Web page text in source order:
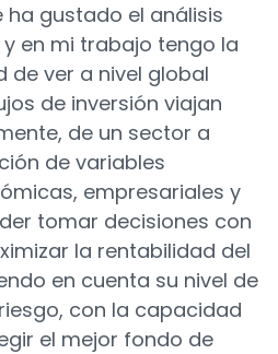
ha gustado el análisis
en mi trabajo tengo la
de ver a nivel global
de inversión viajan
de un sector a
de variables
empresariales y
tomar decisiones con
la rentabilidad del
en cuenta su nivel de
con la capacidad
el mejor fondo de